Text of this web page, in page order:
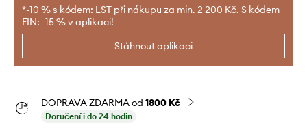
*-10 % s kódem: LST při nákupu za min. 2 200 Kč. S kódem
FIN: -15 % v aplikaci!
Stáhnout aplikaci
DOPRAVA ZDARMA od 1800 Kč
Doručení i do 24 hodin